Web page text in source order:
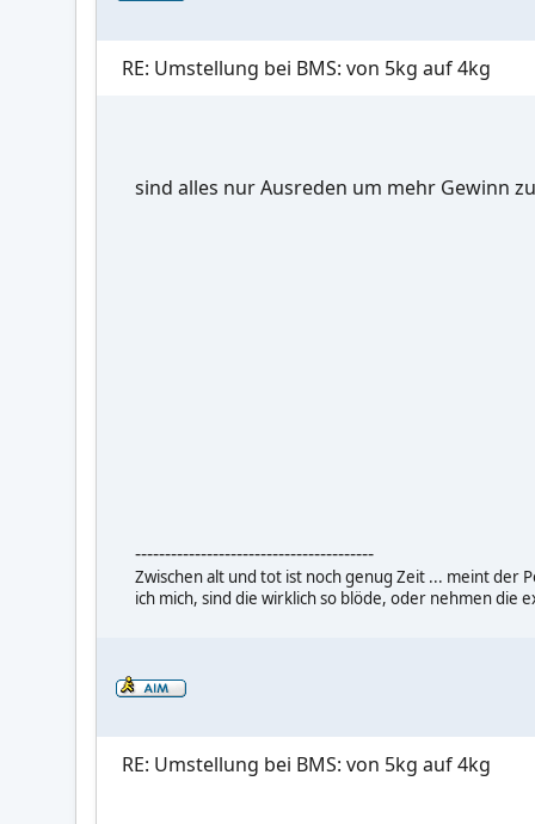
RE: Umstellung bei BMS: von 5kg auf 4kg
sind alles nur Ausreden um mehr Gewinn
----------------------------------------
Zwischen alt und tot ist noch genug Zeit ... meint der
ich mich, sind die wirklich so blöde, oder nehmen die
RE: Umstellung bei BMS: von 5kg auf 4kg